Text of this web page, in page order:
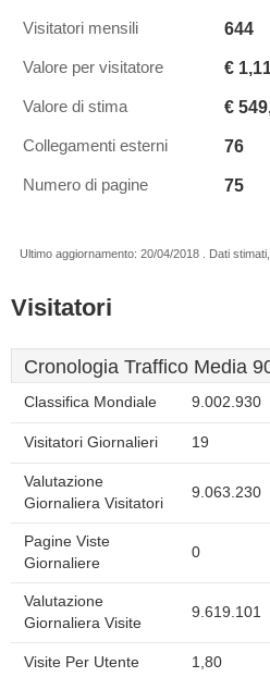
Visitatori mensili 644
Valore per visitatore €
Valore di stima €
Collegamenti esterni 76
Numero di pagine 75
Ultimo aggiornamento: 20/04/2018 . Dati
Visitatori
Cronologia Traffico Media
Classifica Mondiale 9.002.930
Visitatori Giornalieri 19
Valutazione
Giornaliera Visitatori
9.063.230
Pagine Viste
Giornaliere
0
Valutazione
Giornaliera Visite
9.619.101
Visite Per Utente 1,80